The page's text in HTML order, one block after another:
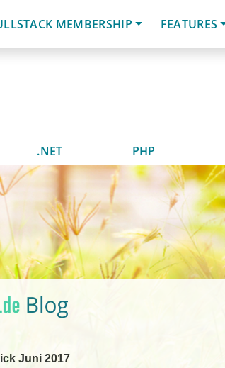
MEMBERSHIP FEATURES
.NET PHP
Juni 2017